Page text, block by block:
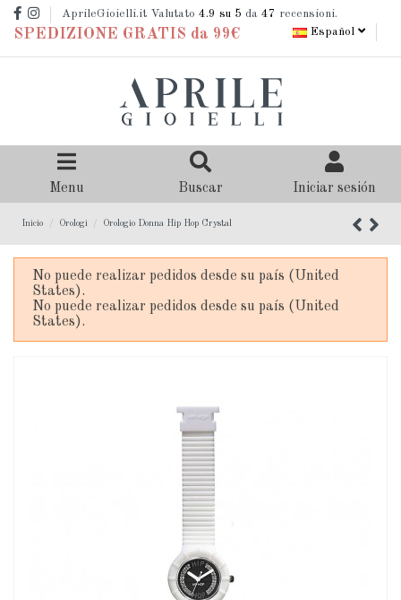
AprileGioielli.it Valutato 4.9 su 5 da 47 recensioni.
SPEDIZIONE GRATIS da 99€ Español
Menu Buscar Iniciar sesión
Inicio Orologi Orologio Donna Hip Hop Crystal
No puede realizar pedidos desde su país (United
States).
No puede realizar pedidos desde su país (United
States).